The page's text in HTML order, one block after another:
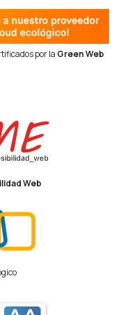
por la Green Web
Web